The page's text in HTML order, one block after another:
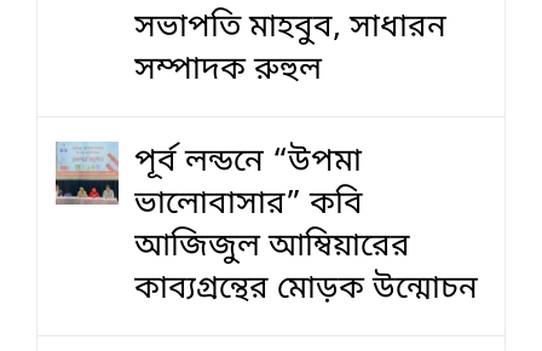
সভাপতি মাহবুব, সাধারন
সম্পাদক রুহুল
পূর্ব লন্ডনে “উপমা
ভালোবাসার” কবি
আজিজুল আম্বিয়ারের
কাব্যগ্রন্থের মোড়ক উন্মোচন